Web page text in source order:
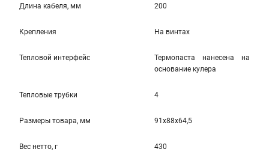
Длина кабеля, мм 200
Крепления На винтаx
Тепловой интерфейс
Термопаста нанесена на
основание кулера
Тепловые трубки 4
Размеры товара, мм 91x88x64,5
Вес нетто, г 430